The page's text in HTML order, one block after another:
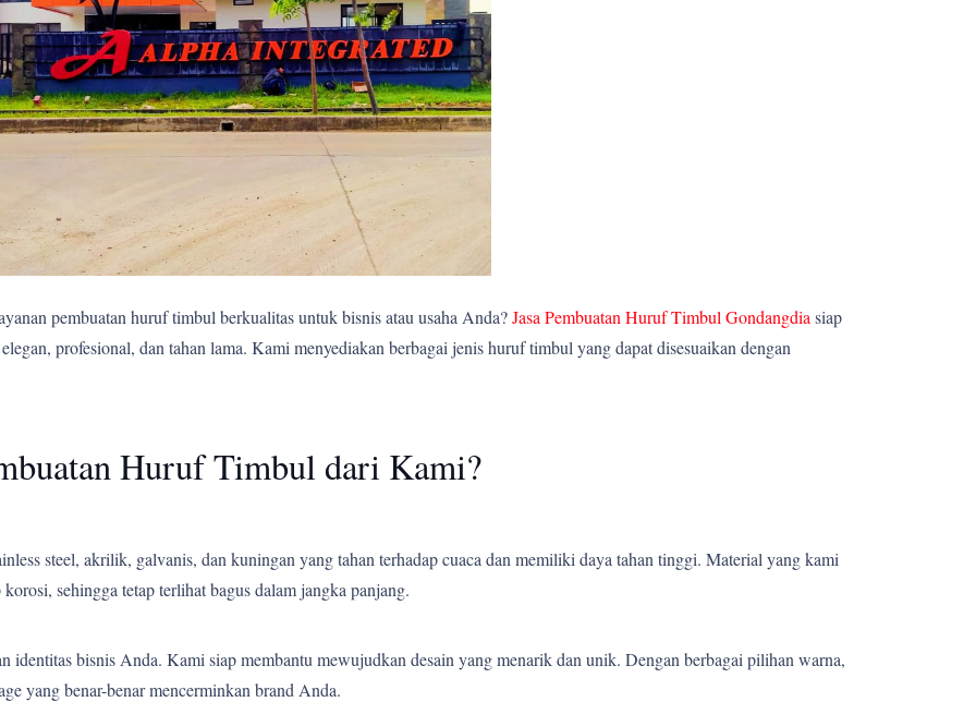
pembuatan huruf timbul berkualitas untuk bisnis atau usaha Anda?Jasa Pembuatan Huruf Timbul Gondangdia siap
profesional, dan tahan lama. Kami menyediakan berbagai jenis huruf timbul yang dapat disesuaikan dengan
Huruf Timbul dari Kami?
steel, akrilik, galvanis, dan kuningan yang tahan terhadap cuaca dan memiliki daya tahan tinggi. Material yang kami
sehingga tetap terlihat bagus dalam jangka panjang.
identitas bisnis Anda. Kami siap membantu mewujudkan desain yang menarik dan unik. Dengan berbagai pilihan warna,
yang benar-benar mencerminkan brand Anda.